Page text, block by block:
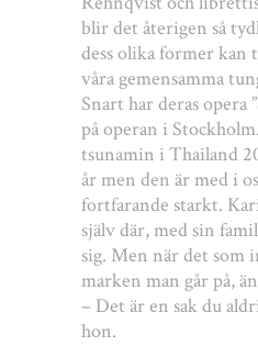
blir det återigen så
dess olika former kan
våra gemensamma
Snart har deras opera
på operan i
tsunamin i Thailand
år men den är med i
fortfarande starkt.
själv där, med sin
sig. Men när det som
marken man går på,
– Det är en sak du
hon.